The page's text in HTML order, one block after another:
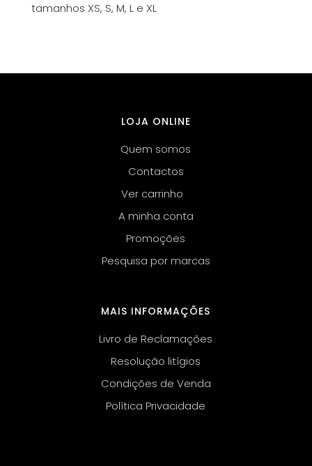
tamanhos XS, S, M, L e XL
LOJA ONLINE
Quem somos
Contactos
Ver carrinho
A minha conta
Promoções
Pesquisa por marcas
MAIS INFORMAÇÕES
Livro de Reclamações
Resolução litígios
Condições de Venda
Política Privacidade